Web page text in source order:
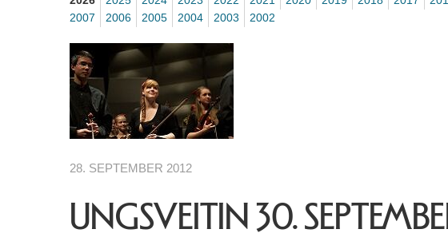
2007
2006 2005 2004 2003 2002
28. SEPTEMBER 2012
UNGSVEITIN 30.